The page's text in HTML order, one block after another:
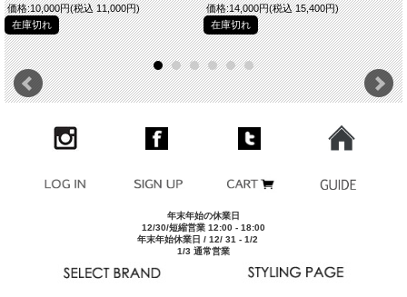
価格:10,000円(税込 11,000円)
在庫切れ
価格:14,000円(税込 15,400円)
在庫切れ
年末年始の休業日
12/30/短縮営業 12:00 - 18:00
年末年始休業日 / 12/ 31 - 1/2
1/3 通常営業